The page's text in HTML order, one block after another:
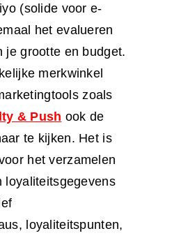
(solide voor e-
het evalueren
je grootte en budget.
merkwinkel
zoals
& Push ook de
te kijken. Het is
het verzamelen
loyaliteitsgegevens
loyaliteitspunten,